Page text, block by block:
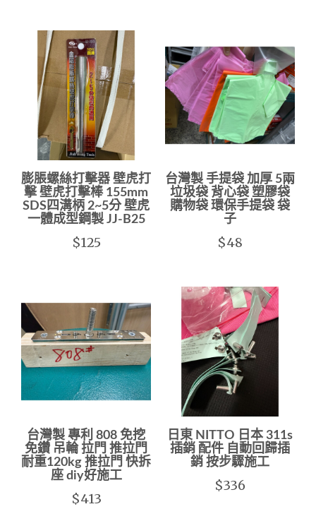
膨脹螺絲打擊器 壁虎打
擊 壁虎打擊棒 155mm
SDS四溝柄 2~5分 壁虎
一體成型鋼製 JJ-B25
$125
台灣製 手提袋 加厚 5兩
垃圾袋 背心袋 塑膠袋
購物袋 環保手提袋 袋
子
$48
台灣製 專利 808 免挖
免鑽 吊輪 拉門 推拉門
耐重120kg 推拉門 快拆
座 diy好施工
$413
日東 NITTO 日本 311s
插銷 配件 自動回歸插
銷 按步驟施工
$336